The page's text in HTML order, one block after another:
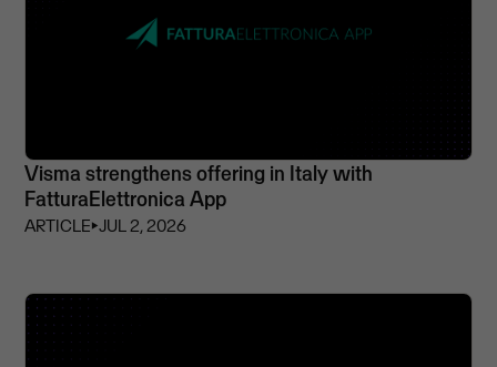
Visma strengthens offering in Italy with
FatturaElettronica App
ARTICLE⏵JUL 2, 2026